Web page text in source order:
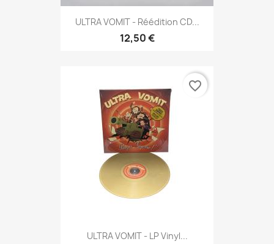
ULTRA VOMIT - Réédition CD...
12,50 €
ULTRA VOMIT - LP Vinyl...
favorite_border